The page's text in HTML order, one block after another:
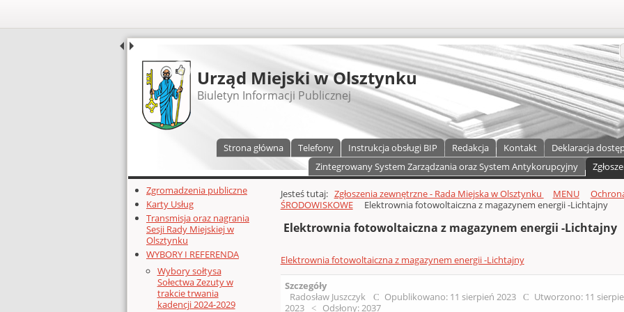
UDOSTĘPNIJ
Urząd Miejski w Olsztynku
Biuletyn Informacji Publicznej
Strona główna Telefony Instrukcja obsługi BIP Redakcja Kontakt Deklaracja
Zintegrowany System Zarządzania oraz System Antykorupcyjny
Dodatkowe zasoby (lewa kolumna)
Zgromadzenia publiczne
Karty Usług
Transmisja oraz nagrania
Sesji Rady Miejskiej w
Olsztynku
WYBORY I REFERENDA
Wybory sołtysa
Sołectwa Zezuty w
trakcie trwania
kadencji 2024-2029
Głównej zawartości
Jesteś tutaj: Zgłoszenia zewnętrzne - Rada Miejska w Olsztynku MENU
ŚRODOWISKOWE
Elektrownia fotowoltaiczna z magazynem energii -Lichtajny
Elektrownia fotowoltaiczna z magazynem energii -Lichtajny
Elektrownia fotowoltaiczna z magazynem energii -Lichtajny
Szczegóły
Radosław Juszczyk
Opublikowano: 11 sierpień 2023 Utworzono: 11
2023
Odsłony: 2037